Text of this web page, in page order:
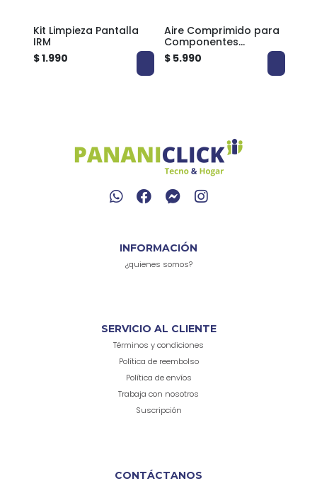
Kit Limpieza Pantalla
IRM
$ 1.990
Aire Comprimido para
Componentes
Eléctricos 450ml
Tecnolab TL192
$ 5.990
INFORMACIÓN
¿quienes somos?
SERVICIO AL CLIENTE
Términos y condiciones
Política de reembolso
Política de envíos
Trabaja con nosotros
Suscripción
CONTÁCTANOS